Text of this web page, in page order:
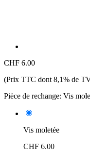
CHF 6.00
(Prix TTC dont 8,1% de
Pièce de rechange: Vis
Vis moletée
CHF 6.00